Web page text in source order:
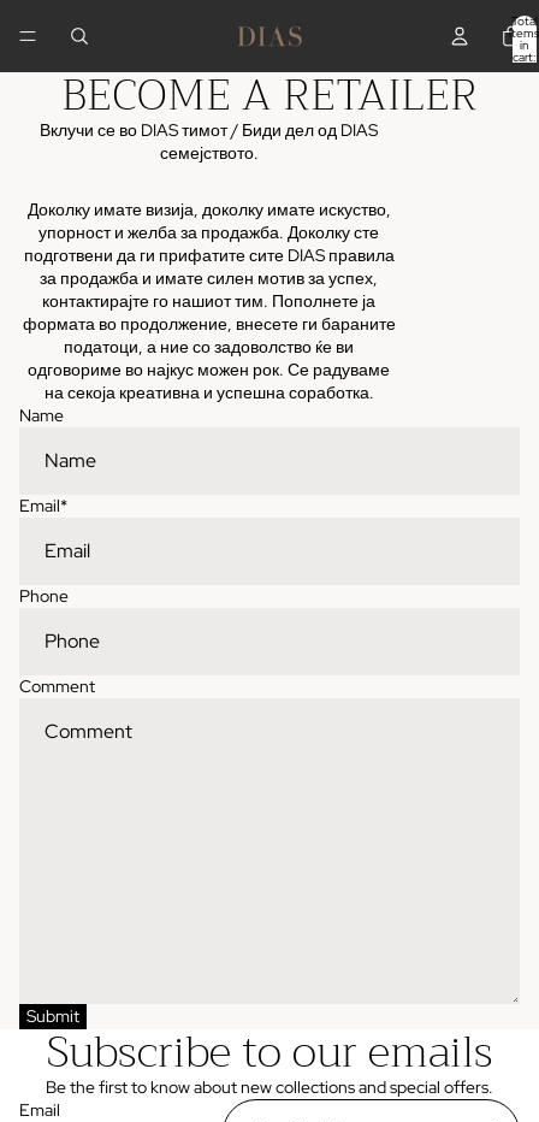
Total
items
in
cart:
BECOME A RETAILER
Вклучи се во DIAS тимот / Биди дел од DIAS
семејството.
Доколку имате визија, доколку имате искуство,
упорност и желба за продажба. Доколку сте
подготвени да ги прифатите сите DIAS правила
за продажба и имате силен мотив за успех,
контактирајте го нашиот тим. Пополнете ја
формата во продолжение, внесете ги бараните
податоци, а ние со задоволство ќе ви
одговориме во најкус можен рок. Се радуваме
на секоја креативна и успешна соработка.
Name
Email*
Phone
Comment
Submit
Subscribe to our emails
Be the first to know about new collections and special offers.
Email